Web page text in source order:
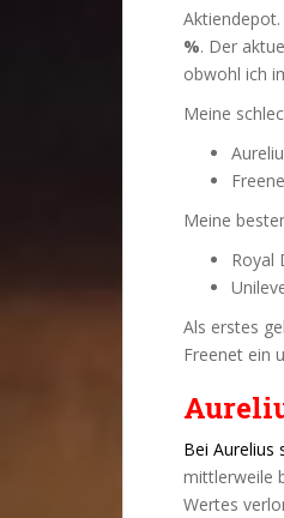
%. Der
obwohl ich
Meine
Meine
Royal
Als erstes
Freenet ein
Bei Aurelius
mittlerweile
Wertes